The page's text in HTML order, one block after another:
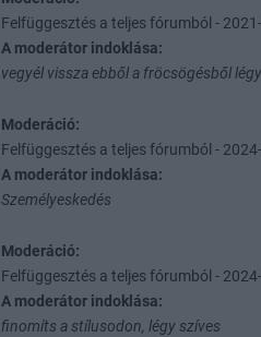
Felfüggesztés a teljes fórumból -
A moderátor indoklása:
vegyél vissza ebből a fröcsögésből
Moderáció:
Felfüggesztés a teljes fórumból -
A moderátor indoklása:
Személyeskedés
Moderáció:
Felfüggesztés a teljes fórumból -
A moderátor indoklása:
finomíts a stílusodon, légy szíves